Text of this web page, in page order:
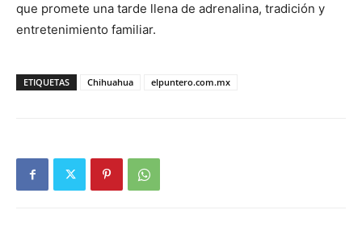
que promete una tarde llena de adrenalina, tradición y
entretenimiento familiar.
ETIQUETAS Chihuahua elpuntero.com.mx